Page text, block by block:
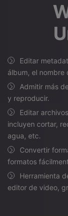
Sala de prensa
Soporte
AniSmall-
AniSmall
Video/Audio
Usuarios de
Usuarios de DVD
Usuarios de
Guía
¿Cómo utilizar
paso a paso a
FAQs
Toda la
Video Tutorial
Mira el video
Especificaciones
Una lista de
Actualizar a
search
Editar
álbum, el nombre
Admitir más
y reproducir.
Editar
incluyen cortar,
agua, etc.
Convertir
formatos
Herramienta
editor de video,